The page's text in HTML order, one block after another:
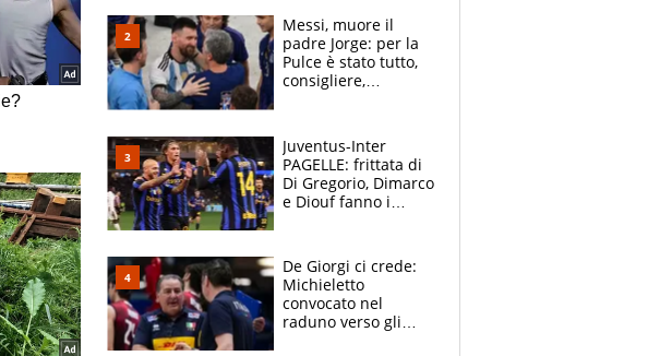
vuole la Roubaix
Messi, muore il
padre Jorge: per la
Pulce è stato tutto,
consigliere,
Juventus-Inter
PAGELLE: frittata di
Di Gregorio, Dimarco
e Diouf fanno i
scompare, Kolo fa
sperare
De Giorgi ci crede:
Michieletto
convocato nel
raduno verso gli